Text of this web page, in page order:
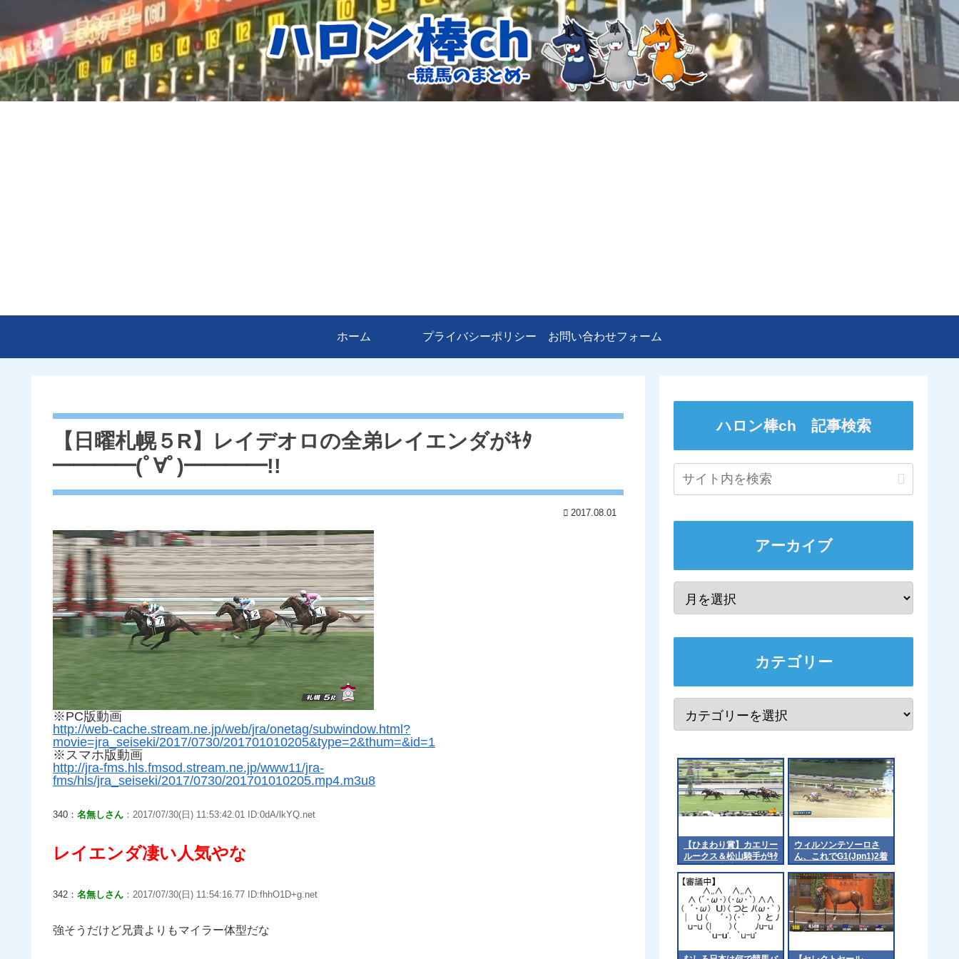
ホーム プライバシーポリシー お問い合わせフォーム
【日曜札幌５R】レイデオロの全弟レイエンダがｷﾀ
━━━━(ﾟ∀ﾟ)━━━━!!
2017.08.01
※PC版動画
http://web-cache.stream.ne.jp/web/jra/onetag/subwindow.html?
movie=jra_seiseki/2017/0730/201701010205&type=2&thum=&id=1
※スマホ版動画
http://jra-fms.hls.fmsod.stream.ne.jp/www11/jra-
fms/hls/jra_seiseki/2017/0730/201701010205.mp4.m3u8
340： 名無しさん ：2017/07/30(日) 11:53:42.01 ID:0dA/lkYQ.net
レイエンダ凄い人気やな
342： 名無しさん ：2017/07/30(日) 11:54:16.77 ID:fhhO1D+g.net
強そうだけど兄貴よりもマイラー体型だな
ハロン棒ch 記事検索
アーカイブ
カテゴリー
【ひまわり賞】カエリー
ルークス＆松山騎手がｷﾀ
━━━━(ﾟ∀ﾟ)━━━━!!
ウィルソンテソーロさ
ん、これでG1(Jpn1)2着
8回目 他